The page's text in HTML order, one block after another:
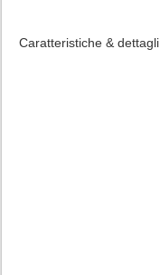
Caratteristiche & dettagli